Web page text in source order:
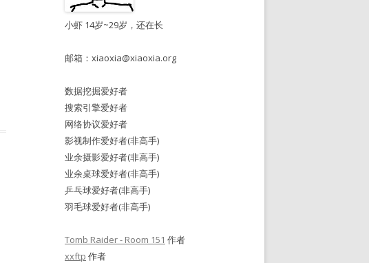
小虾 14岁~29岁，还在长
邮箱： xiaoxia@xiaoxia.org
数据挖掘爱好者
搜索引擎爱好者
网络协议爱好者
影视制作爱好者(非高手)
业余摄影爱好者(非高手)
业余桌球爱好者(非高手)
乒乓球爱好者(非高手)
羽毛球爱好者(非高手)
Tomb Raider - Room 151 作者
xxftp 作者